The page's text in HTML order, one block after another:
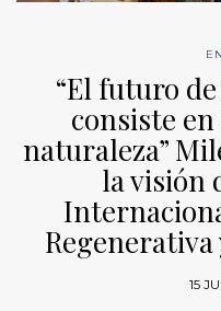
“El futuro
consiste
naturaleza”
la visión
15